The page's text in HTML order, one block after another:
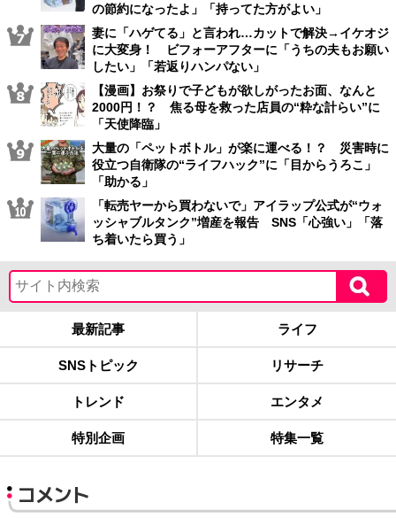
の節約になったよ」「持ってた方がよい」
妻に「ハゲてる」と言われ…カットで解決→イケオジ
に大変身！ ビフォーアフターに「うちの夫もお願い
したい」「若返りハンパない」
【漫画】お祭りで子どもが欲しがったお面、なんと
2000円！？ 焦る母を救った店員の“粋な計らい”に
「天使降臨」
大量の「ペットボトル」が楽に運べる！？ 災害時に
役立つ自衛隊の“ライフハック”に「目からうろこ」
「助かる」
「転売ヤーから買わないで」アイラップ公式が“ウォ
ッシャブルタンク”増産を報告 SNS「心強い」「落
ち着いたら買う」
最新記事 ライフ
SNSトピック リサーチ
トレンド エンタメ
特別企画 特集一覧
コメント